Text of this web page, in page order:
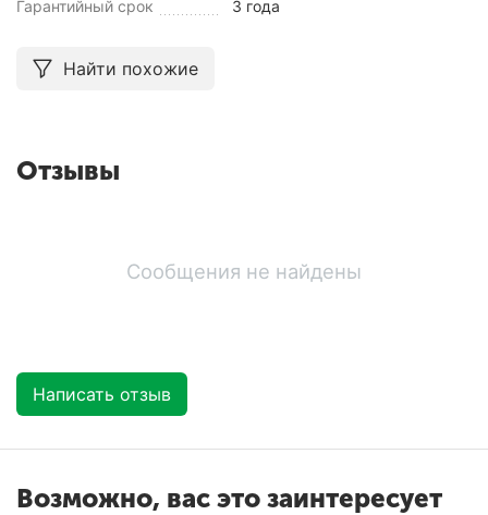
Гарантийный срок 3 года
Найти похожие
Отзывы
Сообщения не найдены
Написать отзыв
Возможно, вас это заинтересует